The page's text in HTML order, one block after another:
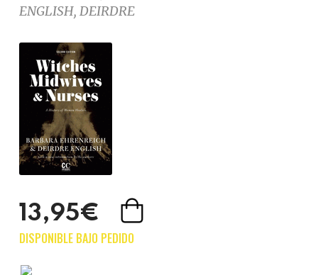
ENGLISH, DEIRDRE
13,95€